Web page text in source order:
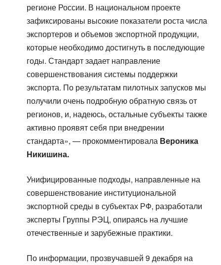
регионе России. В национальном проекте
зафиксированы высокие показатели роста числа
экспортеров и объемов экспортной продукции,
которые необходимо достигнуть в последующие
годы. Стандарт задает направление
совершенствования системы поддержки
экспорта. По результатам пилотных запусков мы
получили очень подробную обратную связь от
регионов, и, надеюсь, остальные субъекты также
активно проявят себя при внедрении
стандарта», — прокомментировала Вероника
Никишина.
Унифицированные подходы, направленные на
совершенствование институциональной
экспортной среды в субъектах РФ, разработали
эксперты Группы РЭЦ, опираясь на лучшие
отечественные и зарубежные практики.
По информации, прозвучавшей 9 декабря на